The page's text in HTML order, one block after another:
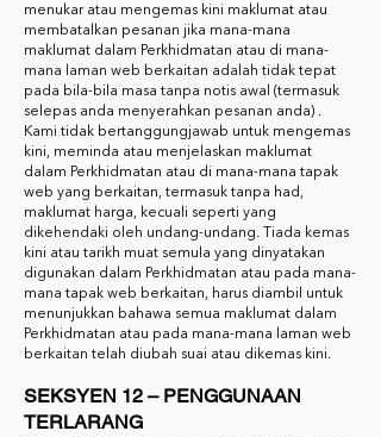
menukar atau mengemas kini maklumat atau
membatalkan pesanan jika mana-mana
maklumat dalam Perkhidmatan atau di mana-
mana laman web berkaitan adalah tidak tepat
pada bila-bila masa tanpa notis awal (termasuk
selepas anda menyerahkan pesanan anda) .
Kami tidak bertanggungjawab untuk mengemas
kini, meminda atau menjelaskan maklumat
dalam Perkhidmatan atau di mana-mana tapak
web yang berkaitan, termasuk tanpa had,
maklumat harga, kecuali seperti yang
dikehendaki oleh undang-undang. Tiada kemas
kini atau tarikh muat semula yang dinyatakan
digunakan dalam Perkhidmatan atau pada mana-
mana tapak web berkaitan, harus diambil untuk
menunjukkan bahawa semua maklumat dalam
Perkhidmatan atau pada mana-mana laman web
berkaitan telah diubah suai atau dikemas kini.
SEKSYEN 12 – PENGGUNAAN
TERLARANG